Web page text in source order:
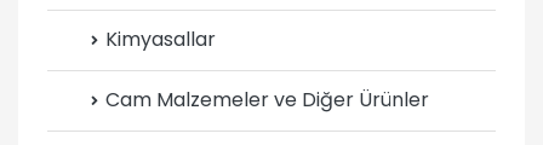
Kimyasallar
Cam Malzemeler ve Diğer Ürünler